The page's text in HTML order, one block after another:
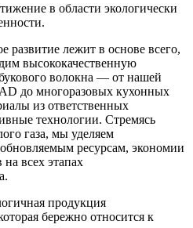
в области экологически
развитие лежит в основе всего,
высококачественную
волокна — от нашей
до многоразовых кухонных
из ответственных
технологии. Стремясь
газа, мы уделяем
ресурсам, экономии
всех этапах
продукция
бережно относится к